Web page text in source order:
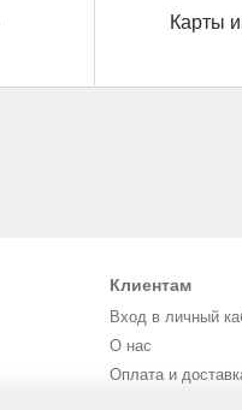
Карты
Клиентам
Вход в личный
О нас
Оплата и